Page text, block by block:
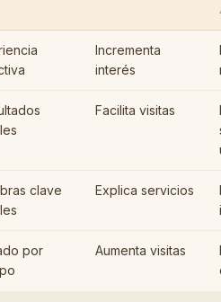
Incrementa
interés
Facilita visitas
clave
Explica servicios
por
Aumenta visitas